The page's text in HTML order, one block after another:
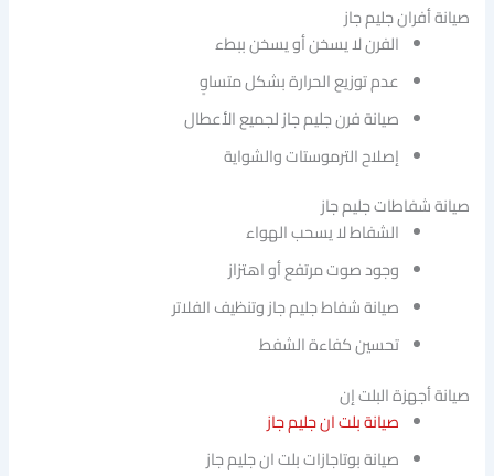
صيانة أفران جليم جاز
الفرن لا يسخن أو يسخن ببطء
عدم توزيع الحرارة بشكل متساوٍ
صيانة فرن جليم جاز لجميع الأعطال
إصلاح الترموستات والشواية
صيانة شفاطات جليم جاز
الشفاط لا يسحب الهواء
وجود صوت مرتفع أو اهتزاز
صيانة شفاط جليم جاز وتنظيف الفلاتر
تحسين كفاءة الشفط
صيانة أجهزة البلت إن
صيانة بلت ان جليم جاز
صيانة بوتاجازات بلت ان جليم جاز